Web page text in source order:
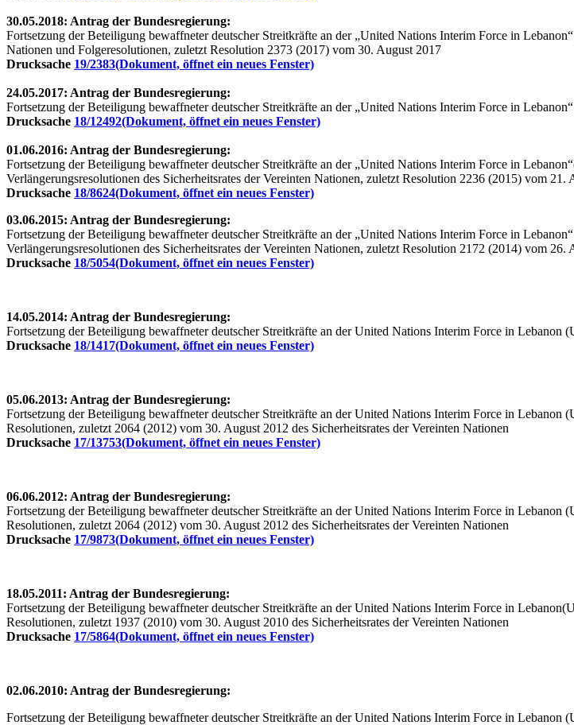
30.05.2018: Antrag der Bundesregierung:
Fortsetzung der Beteiligung bewaffneter deutscher Streitkräfte an der „United Nations Interim Force in
Nationen und Folgeresolutionen, zuletzt Resolution 2373 (2017) vom 30. August 2017
Drucksache 19/2383(Dokument, öffnet ein neues Fenster)
24.05.2017: Antrag der Bundesregierung:
Fortsetzung der Beteiligung bewaffneter deutscher Streitkräfte an der „United Nations Interim Force in
Drucksache 18/12492(Dokument, öffnet ein neues Fenster)
01.06.2016: Antrag der Bundesregierung:
Fortsetzung der Beteiligung bewaffneter deutscher Streitkräfte an der „United Nations Interim Force in
Verlängerungsresolutionen des Sicherheitsrates der Vereinten Nationen, zuletzt Resolution 2236 (2015) vom 21.
Drucksache 18/8624(Dokument, öffnet ein neues Fenster)
03.06.2015: Antrag der Bundesregierung:
Fortsetzung der Beteiligung bewaffneter deutscher Streitkräfte an der „United Nations Interim Force in
Verlängerungsresolutionen des Sicherheitsrates der Vereinten Nationen, zuletzt Resolution 2172 (2014) vom 26.
Drucksache 18/5054(Dokument, öffnet ein neues Fenster)
14.05.2014: Antrag der Bundesregierung:
Fortsetzung der Beteiligung bewaffneter deutscher Streitkräfte an der United Nations Interim Force in Lebanon
Drucksache 18/1417(Dokument, öffnet ein neues Fenster)
05.06.2013: Antrag der Bundesregierung:
Fortsetzung der Beteiligung bewaffneter deutscher Streitkräfte an der United Nations Interim Force in
Resolutionen, zuletzt 2064 (2012) vom 30. August 2012 des Sicherheitsrates der Vereinten Nationen
Drucksache 17/13753(Dokument, öffnet ein neues Fenster)
06.06.2012: Antrag der Bundesregierung:
Fortsetzung der Beteiligung bewaffneter deutscher Streitkräfte an der United Nations Interim Force in
Resolutionen, zuletzt 2064 (2012) vom 30. August 2012 des Sicherheitsrates der Vereinten Nationen
Drucksache 17/9873(Dokument, öffnet ein neues Fenster)
18.05.2011: Antrag der Bundesregierung:
Fortsetzung der Beteiligung bewaffneter deutscher Streitkräfte an der United Nations Interim Force in
Resolutionen, zuletzt 1937 (2010) vom 30. August 2010 des Sicherheitsrates der Vereinten Nationen
Drucksache 17/5864(Dokument, öffnet ein neues Fenster)
02.06.2010: Antrag der Bundesregierung:
Fortsetzung der Beteiligung bewaffneter deutscher Streitkräfte an der United Nations Interim Force in